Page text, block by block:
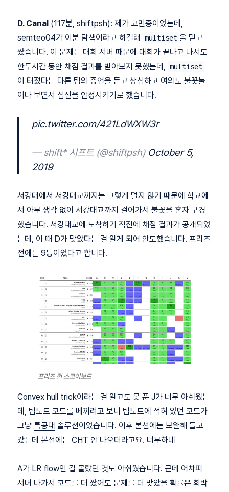
D. Canal (117분, shiftpsh): 제가 고민중이었는데,
semteo04가 이분 탐색이라고 하길래
multiset 을 믿고
짰습니다. 이 문제는 대회 서버 때문에 대회가 끝나고 나서도
한두시간 동안 채점 결과를 받아보지 못했는데,
multiset
이 터졌다는 다른 팀의 증언을 듣고 상심하고 여의도 불꽃놀
이나 보면서 심신을 안정시키기로 했습니다.
pic.twitter.com/421LdWXW3r
— shift* 시프트 (@shiftpsh) October 5,
2019
서강대에서 서강대교까지는 그렇게 멀지 않기 때문에 학교에
서 아무 생각 없이 서강대교까지 걸어가서 불꽃을 혼자 구경
했습니다. 서강대교에 도착하기 직전에 채점 결과가 공개되었
는데, 이 때 D가 맞았다는 걸 알게 되어 안도했습니다. 프리즈
전에는 9등이었다고 합니다.
프리즈 전 스코어보드
Convex hull trick이라는 걸 알고도 못 푼 J가 너무 아쉬웠는
데, 팀노트 코드를 베끼려고 보니 팀노트에 적혀 있던 코드가
그냥특공대 솔루션이었습니다. 이후 본선에는 보완해 들고
갔는데 본선에는 CHT 안 나오더라고요. 너무하네
A가 LR flow인 걸 몰랐던 것도 아쉬웠습니다. 근데 어차피
서버 나가서 코드를 더 짰어도 문제를 더 맞았을 확률은 희박